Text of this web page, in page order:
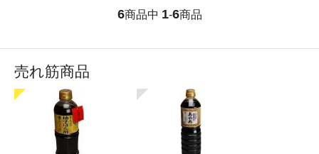
6商品中 1-6商品
売れ筋商品